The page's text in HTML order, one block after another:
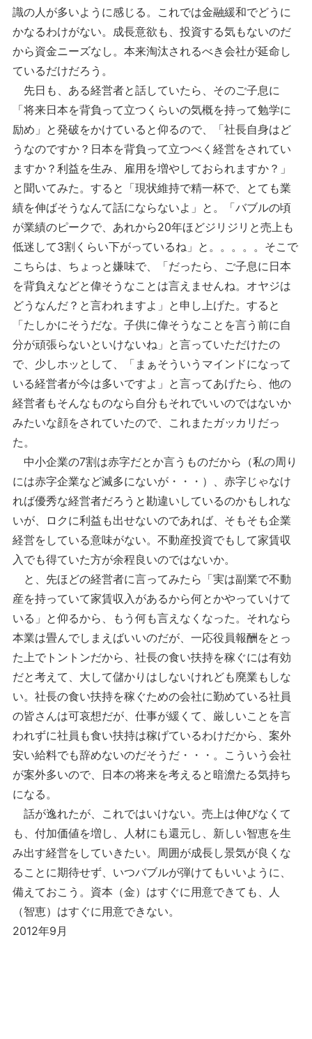
識の人が多いように感じる。これでは金融緩和でどうに
かなるわけがない。成長意欲も、投資する気もないのだ
から資金ニーズなし。本来淘汰されるべき会社が延命し
ているだけだろう。
先日も、ある経営者と話していたら、そのご子息に
「将来日本を背負って立つくらいの気概を持って勉学に
励め」と発破をかけていると仰るので、「社長自身はど
うなのですか？日本を背負って立つべく経営をされてい
ますか？利益を生み、雇用を増やしておられますか？」
と聞いてみた。すると「現状維持で精一杯で、とても業
績を伸ばそうなんて話にならないよ」と。「バブルの頃
が業績のピークで、あれから20年ほどジリジリと売上も
低迷して3割くらい下がっているね」と。。。。。そこで
こちらは、ちょっと嫌味で、「だったら、ご子息に日本
を背負えなどと偉そうなことは言えませんね。オヤジは
どうなんだ？と言われますよ」と申し上げた。すると
「たしかにそうだな。子供に偉そうなことを言う前に自
分が頑張らないといけないね」と言っていただけたの
で、少しホッとして、「まぁそういうマインドになって
いる経営者が今は多いですよ」と言ってあげたら、他の
経営者もそんなものなら自分もそれでいいのではないか
みたいな顔をされていたので、これまたガッカリだっ
た。
中小企業の7割は赤字だとか言うものだから（私の周り
には赤字企業など滅多にないが・・・）、赤字じゃなけ
れば優秀な経営者だろうと勘違いしているのかもしれな
いが、ロクに利益も出せないのであれば、そもそも企業
経営をしている意味がない。不動産投資でもして家賃収
入でも得ていた方が余程良いのではないか。
と、先ほどの経営者に言ってみたら「実は副業で不動
産を持っていて家賃収入があるから何とかやっていけて
いる」と仰るから、もう何も言えなくなった。それなら
本業は畳んでしまえばいいのだが、一応役員報酬をとっ
た上でトントンだから、社長の食い扶持を稼ぐには有効
だと考えて、大して儲かりはしないけれども廃業もしな
い。社長の食い扶持を稼ぐための会社に勤めている社員
の皆さんは可哀想だが、仕事が緩くて、厳しいことを言
われずに社員も食い扶持は稼げているわけだから、案外
安い給料でも辞めないのだそうだ・・・。こういう会社
が案外多いので、日本の将来を考えると暗澹たる気持ち
になる。
話が逸れたが、これではいけない。売上は伸びなくて
も、付加価値を増し、人材にも還元し、新しい智恵を生
み出す経営をしていきたい。周囲が成長し景気が良くな
ることに期待せず、いつバブルが弾けてもいいように、
備えておこう。資本（金）はすぐに用意できても、人
（智恵）はすぐに用意できない。
2012年9月